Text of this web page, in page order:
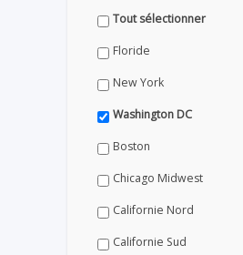
Tout sélectionner
Floride
New York
Washington DC
Boston
Chicago Midwest
Californie Nord
Californie Sud